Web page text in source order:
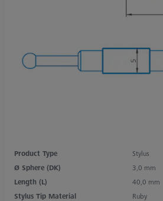
Product Type
Stylus
Ø Sphere (DK)
3,0 mm
Length (L)
40,0 mm
Stylus Tip Material
Ruby